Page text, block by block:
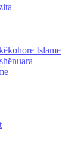
Islame